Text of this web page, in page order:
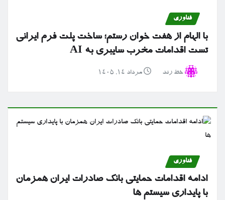
فناوری
با الهام از هفت خوان رستم؛ ساخت پلت فرم ایرانی
تست اقدامات مخرب سایبری به AI
خط رند مرداد ۱۴, ۱۴۰۵
فناوری
ادامه اقدامات حمایتی بانک صادرات ایران همزمان
با پایداری سیستم ها